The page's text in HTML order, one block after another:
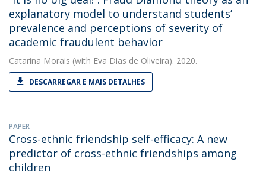
explanatory model to understand students’
prevalence and perceptions of severity of
academic fraudulent behavior
Catarina Morais (with Eva Dias de Oliveira). 2020.
DESCARREGAR E MAIS DETALHES
PAPER
Cross-ethnic friendship self-efficacy: A new
predictor of cross-ethnic friendships among
children